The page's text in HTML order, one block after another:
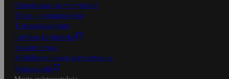
Osuuskauppojen yhteystiedot
Tilaus- ja toimitusehdot
Tietosuojakäytäntö
Palvelun käyttöehdot
Saavutettavuus
Mobiilisovelluksen saavutettavuus
Mainostajalle